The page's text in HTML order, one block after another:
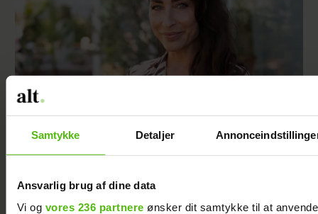
Samtykke Detaljer
Ansvarlig brug af dine data
Vi og vores 236 partnere ønsker dit samtykke til at
oplevelse: Blev splittet fra sin far